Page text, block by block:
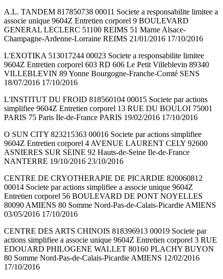
A.L. TANDEM 817850738 00011 Societe a responsabilite limitee a
associe unique 9604Z Entretien corporel 9 BOULEVARD
GENERAL LECLERC 51100 REIMS 51 Marne Alsace-
Champagne-Ardenne-Lorraine REIMS 21/01/2016 17/10/2016
L'EXOTIKA 513017244 00023 Societe a responsabilite limitee
9604Z Entretien corporel 603 RD 606 Le Petit Villeblevin 89340
VILLEBLEVIN 89 Yonne Bourgogne-Franche-Comté SENS
18/07/2016 17/10/2016
L'INSTITUT DU FROID 818560104 00015 Societe par actions
simplifiee 9604Z Entretien corporel 13 RUE DU BOULOI 75001
PARIS 75 Paris Ile-de-France PARIS 19/02/2016 17/10/2016
O SUN CITY 823215363 00016 Societe par actions simplifiee
9604Z Entretien corporel 4 AVENUE LAURENT CELY 92600
ASNIERES SUR SEINE 92 Hauts-de-Seine Ile-de-France
NANTERRE 19/10/2016 23/10/2016
CENTRE DE CRYOTHERAPIE DE PICARDIE 820060812
00014 Societe par actions simplifiee a associe unique 9604Z
Entretien corporel 56 BOULEVARD DE PONT NOYELLES
80090 AMIENS 80 Somme Nord-Pas-de-Calais-Picardie AMIENS
03/05/2016 17/10/2016
CENTRE DES ARTS CHINOIS 818396913 00019 Societe par
actions simplifiee a associe unique 9604Z Entretien corporel 3 RUE
EDOUARD PHILOGENE WALLET 80160 PLACHY BUYON
80 Somme Nord-Pas-de-Calais-Picardie AMIENS 12/02/2016
17/10/2016